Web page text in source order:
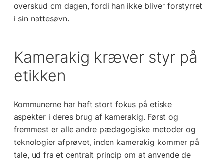
overskud om dagen, fordi han ikke bliver forstyrret
i sin nattesøvn.
Kamerakig kræver styr på
etikken
Kommunerne har haft stort fokus på etiske
aspekter i deres brug af kamerakig. Først og
fremmest er alle andre pædagogiske metoder og
teknologier afprøvet, inden kamerakig kommer på
tale, ud fra et centralt princip om at anvende de